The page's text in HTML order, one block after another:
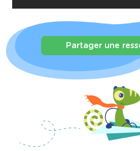
Partager une